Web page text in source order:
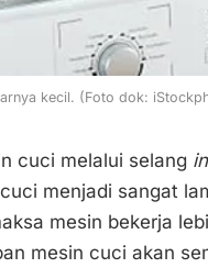
kecil. (Foto dok:
cuci melalui selang
menjadi sangat
mesin bekerja
mesin cuci akan